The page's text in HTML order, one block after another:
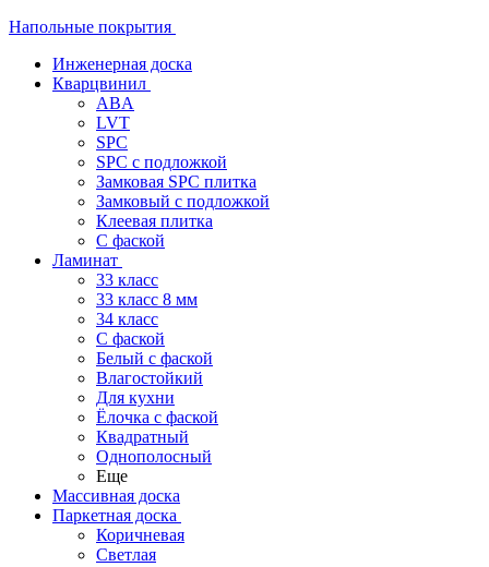
Напольные покрытия
Инженерная доска
Кварцвинил
ABA
LVT
SPC
SPC с подложкой
Замковая SPC плитка
Замковый с подложкой
Клеевая плитка
С фаской
Ламинат
33 класс
33 класс 8 мм
34 класс
C фаской
Белый с фаской
Влагостойкий
Для кухни
Ёлочка с фаской
Квадратный
Однополосный
Еще
Массивная доска
Паркетная доска
Коричневая
Светлая